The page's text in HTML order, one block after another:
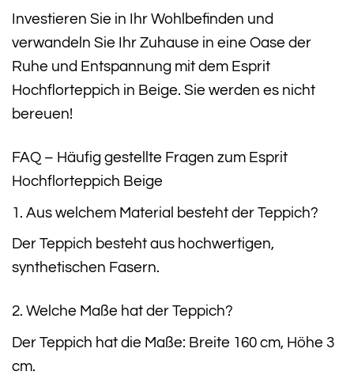
Investieren Sie in Ihr Wohlbefinden und
verwandeln Sie Ihr Zuhause in eine Oase der
Ruhe und Entspannung mit dem Esprit
Hochflorteppich in Beige. Sie werden es nicht
bereuen!
FAQ – Häufig gestellte Fragen zum Esprit
Hochflorteppich Beige
1. Aus welchem Material besteht der Teppich?
Der Teppich besteht aus hochwertigen,
synthetischen Fasern.
2. Welche Maße hat der Teppich?
Der Teppich hat die Maße: Breite 160 cm, Höhe 3
cm.